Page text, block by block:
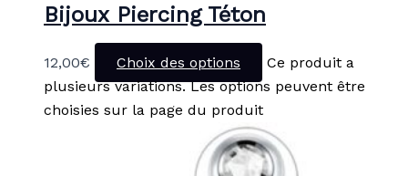
Bijoux Piercing Téton
12,00€ Choix des options
Ce produit a
plusieurs variations. Les options peuvent être
choisies sur la page du produit